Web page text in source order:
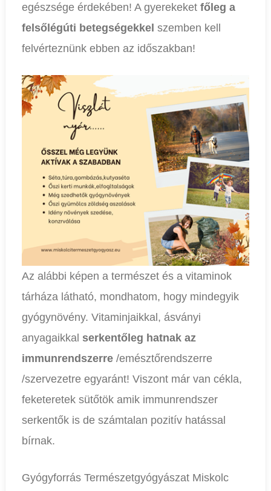
egészsége érdekében! A gyerekeket főleg a
felsőlégúti betegségekkel szemben kell
felvérteznünk ebben az időszakban!
Az alábbi képen a természet és a vitaminok
tárháza látható, mondhatom, hogy mindegyik
gyógynövény. Vitaminjaikkal, ásványi
anyagaikkal serkentőleg hatnak az
immunrendszerre /emésztőrendszerre
/szervezetre egyaránt! Viszont már van cékla,
feketeretek sütőtök amik immunrendszer
serkentők is de számtalan pozitív hatással
bírnak.
Gyógyforrás Természetgyógyászat Miskolc